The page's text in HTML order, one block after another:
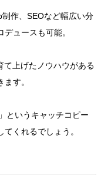
作、SEOなど幅広い分
ュースも可能。
て上げたノウハウがある
す。
というキャッチコピー
くれるでしょう。